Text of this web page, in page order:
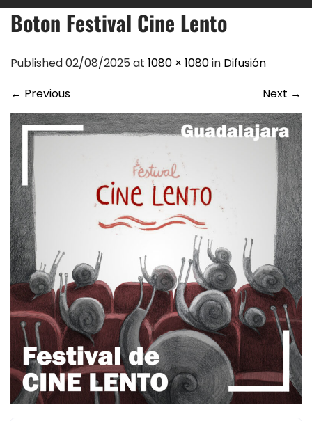
Boton Festival Cine Lento
Published 02/08/2025 at 1080 × 1080in Difusión
← Previous Next →